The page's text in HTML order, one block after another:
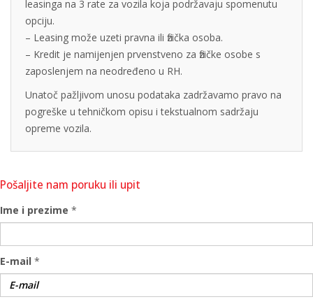
leasinga na 3 rate za vozila koja podržavaju spomenutu
opciju.
– Leasing može uzeti pravna ili fizička osoba.
– Kredit je namijenjen prvenstveno za fizičke osobe s
zaposlenjem na neodređeno u RH.
Unatoč pažljivom unosu podataka zadržavamo pravo na
pogreške u tehničkom opisu i tekstualnom sadržaju
opreme vozila.
Pošaljite nam poruku ili upit
Ime i prezime *
E-mail *